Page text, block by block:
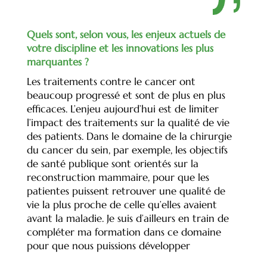
Quels sont, selon vous, les enjeux actuels de
votre discipline et les innovations les plus
marquantes ?
Les traitements contre le cancer ont
beaucoup progressé et sont de plus en plus
efficaces. L’enjeu aujourd’hui est de limiter
l’impact des traitements sur la qualité de vie
des patients. Dans le domaine de la chirurgie
du cancer du sein, par exemple, les objectifs
de santé publique sont orientés sur la
reconstruction mammaire, pour que les
patientes puissent retrouver une qualité de
vie la plus proche de celle qu’elles avaient
avant la maladie. Je suis d’ailleurs en train de
compléter ma formation dans ce domaine
pour que nous puissions développer